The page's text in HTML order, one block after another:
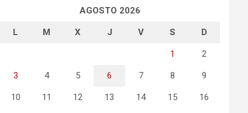
AGOSTO 2026
L M X J V S D
1 2
3 4 5 6 7 8 9
10 11 12 13 14 15 16